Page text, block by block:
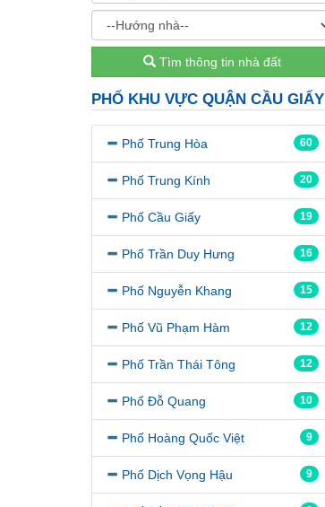
Tìm thông tin nhà đất
PHỐ KHU VỰC QUẬN CẦU GIẤY
60
Phố Trung Hòa
20
Phố Trung Kính
19
Phố Cầu Giấy
16
Phố Trần Duy Hưng
15
Phố Nguyễn Khang
12
Phố Vũ Phạm Hàm
12
Phố Trần Thái Tông
10
Phố Đỗ Quang
9
Phố Hoàng Quốc Việt
9
Phố Dịch Vọng Hậu